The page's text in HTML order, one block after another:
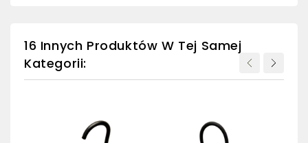
16 Innych Produktów W Tej Samej
Kategorii: